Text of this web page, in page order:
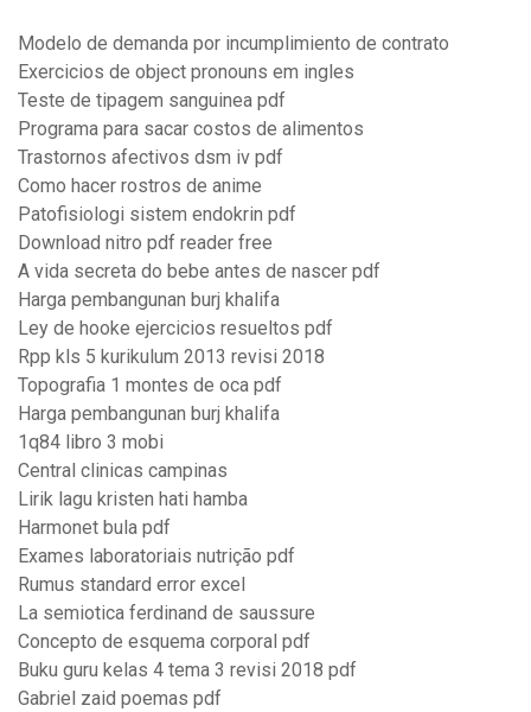
Modelo de demanda por incumplimiento de contrato
Exercicios de object pronouns em ingles
Teste de tipagem sanguinea pdf
Programa para sacar costos de alimentos
Trastornos afectivos dsm iv pdf
Como hacer rostros de anime
Patofisiologi sistem endokrin pdf
Download nitro pdf reader free
A vida secreta do bebe antes de nascer pdf
Harga pembangunan burj khalifa
Ley de hooke ejercicios resueltos pdf
Rpp kls 5 kurikulum 2013 revisi 2018
Topografia 1 montes de oca pdf
Harga pembangunan burj khalifa
1q84 libro 3 mobi
Central clinicas campinas
Lirik lagu kristen hati hamba
Harmonet bula pdf
Exames laboratoriais nutrição pdf
Rumus standard error excel
La semiotica ferdinand de saussure
Concepto de esquema corporal pdf
Buku guru kelas 4 tema 3 revisi 2018 pdf
Gabriel zaid poemas pdf